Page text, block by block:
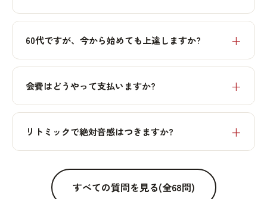
60代ですが、今から始めても上達しますか?
会費はどうやって支払いますか?
リトミックで絶対音感はつきますか?
すべての質問を見る(全68問)